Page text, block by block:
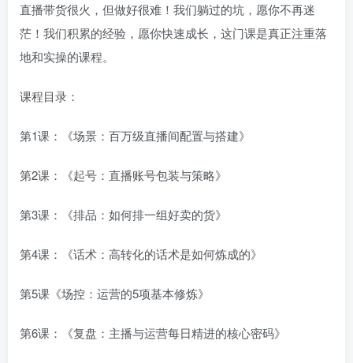
直播带货很火，但做好很难！我们躺过的坑，愿你不再迷
茫！我们积累的经验，愿你快速成长，这门课是真正注重落
地和实操的课程。
课程目录：
第1课：《场景：百万级直播间配置与搭建》
第2课：《起号：直播账号包装与策略》
第3课：《排品：如何排一组好卖的货》
第4课：《话术：高转化的话术是如何炼成的》
第5课《场控：运营的5项基本修炼》
第6课：《复盘：主播与运营每日精进的核心密码》